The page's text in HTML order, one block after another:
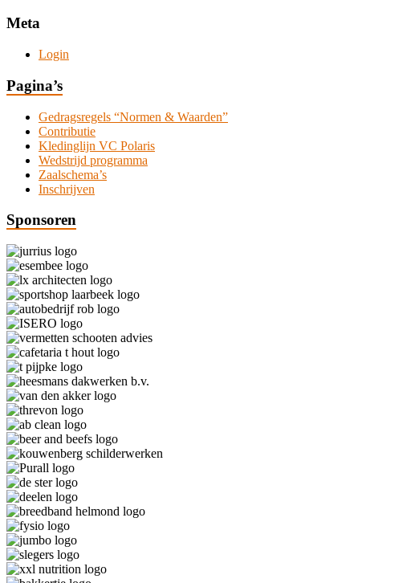
Meta
Login
Pagina’s
Gedragsregels “Normen & Waarden”
Contributie
Kledinglijn VC Polaris
Wedstrijd programma
Zaalschema’s
Inschrijven
Sponsoren